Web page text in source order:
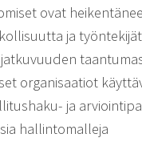
ovat
ja
organisaatiot
ja
hallintomalleja